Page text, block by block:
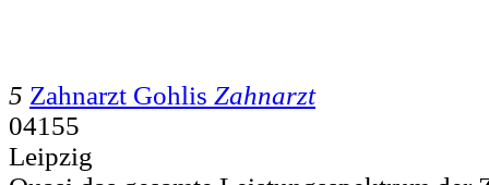
5 Zahnarzt Gohlis Zahnarzt
04155
Leipzig